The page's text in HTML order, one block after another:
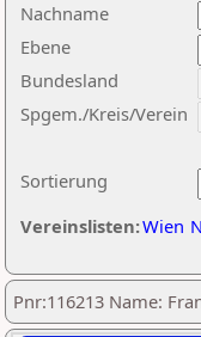
Nachname
Ebene
Sortierung
Bundesland
Spgem./Kreis/Verein
Vereinslisten:Wien
Pnr:116213 Name: